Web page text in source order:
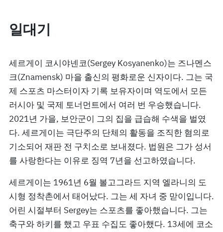
일대기
세르게이 코시야넨코(Sergey Kosyanenko)는 즈나멘스
크(Znamensk) 마을 출신의 평화로운 신자이다. 그는 국
제 스포츠 마스터이자 기록 보유자이며 역도에서 모든
러시아 및 국제 토너먼트에서 여러 번 우승했습니다.
2021년 가을, 보안군이 그의 집을 급습해 수색을 벌였
다. 세르게이는 극단주의 단체의 활동을 조직한 혐의로
기소되어 재판 전 구치소로 보내졌다. 법원은 그가 성서
를 사랑한다는 이유로 징역 7년을 선고하였습니다.
세르게이는 1961년 6월 볼고그라드 지역 엘라니의 도
시형 정착촌에서 태어났다. 그는 세 자녀 중 맏이입니다.
어린 시절부터 Sergey는 스포츠를 좋아했습니다. 그는
축구와 하키를 했고 우표 수집도 좋아했다. 13세에 코소